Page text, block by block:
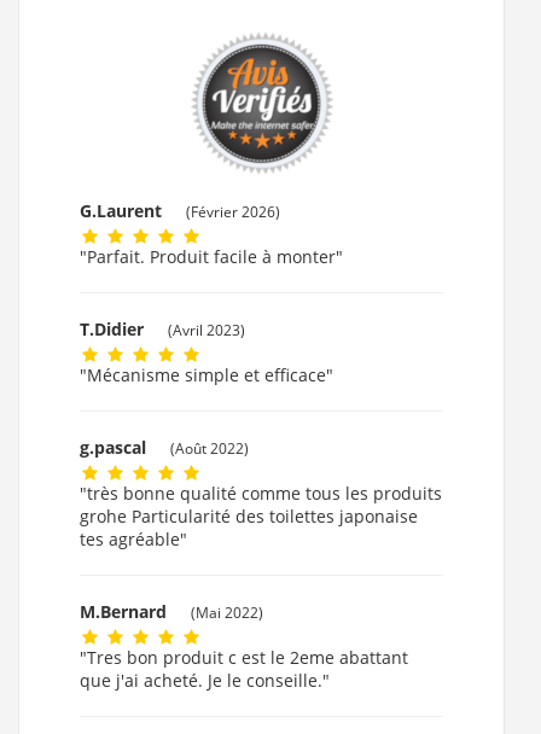
G.Laurent (Février 2026)
"Parfait. Produit facile à monter"
T.Didier (Avril 2023)
"Mécanisme simple et efficace"
g.pascal (Août 2022)
"très bonne qualité comme tous les produits
grohe Particularité des toilettes japonaise
tes agréable"
M.Bernard (Mai 2022)
"Tres bon produit c est le 2eme abattant
que j'ai acheté. Je le conseille."